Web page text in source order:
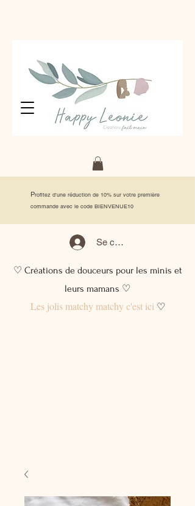
Profitez d'une réduction de 10% sur votre première
commande avec le code BIENVENUE10
Se connecter
♡ Créations de douceurs pour les minis et
leurs mamans ♡
Les jolis matchy matchy c'est ici♡